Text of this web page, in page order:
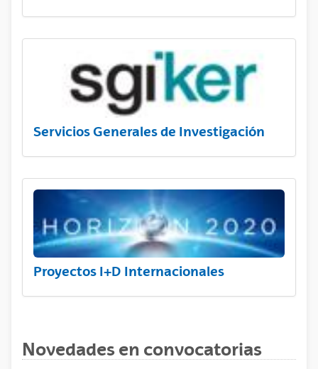
Servicios Generales de Investigación
Proyectos I+D Internacionales
Novedades en convocatorias